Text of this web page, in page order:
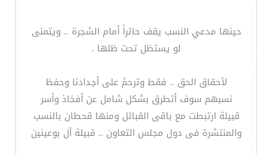
حينها مدعي النسب يقف حائراً أمام الشجرة .. ويتمنى
لو يستظل تحت ظلها .
لأحقاق الحق .. فقط وترحمً على أجدادنا وحفظ
نسبهم سوف أتطرق بشكل شامل عن أفخاذ وأسر
قبيلة ارتبطت مع باقى القبائل ومنها قحطان بالنسب
والمنتشرة فى دول مجلس التعاون .. قبيلة آل بوعينين